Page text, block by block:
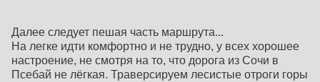
Далее следует пешая часть маршрута...
На легке идти комфортно и не трудно, у всех хорошее
настроение, не смотря на то, что дорога из Сочи в
Псебай не лёгкая. Траверсируем лесистые отроги горы